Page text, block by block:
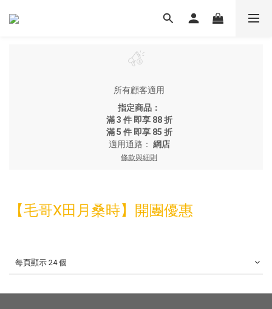
所有顧客適用
指定商品：
滿 3 件 即享 88 折
滿 5 件 即享 85 折
適用通路： 網店
條款與細則
【毛哥X田月桑時】開團優惠
每頁顯示 24 個